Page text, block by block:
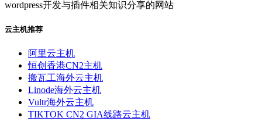
wordpress开发与插件相关知识分享的网站
云主机推荐
阿里云主机
恒创香港CN2主机
搬瓦工海外云主机
Linode海外云主机
Vultr海外云主机
TIKTOK CN2 GIA线路云主机